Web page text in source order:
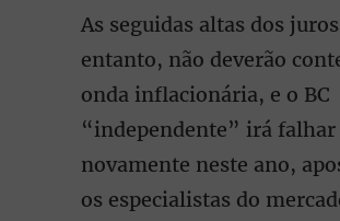
As seguidas altas dos
entanto, não deverão
onda inflacionária, e o BC
“independente” irá falhar
novamente neste ano,
os especialistas do